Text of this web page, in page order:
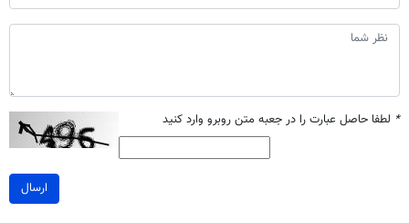
* لطفا حاصل عبارت را در جعبه متن روبرو وارد کنید
ارسال